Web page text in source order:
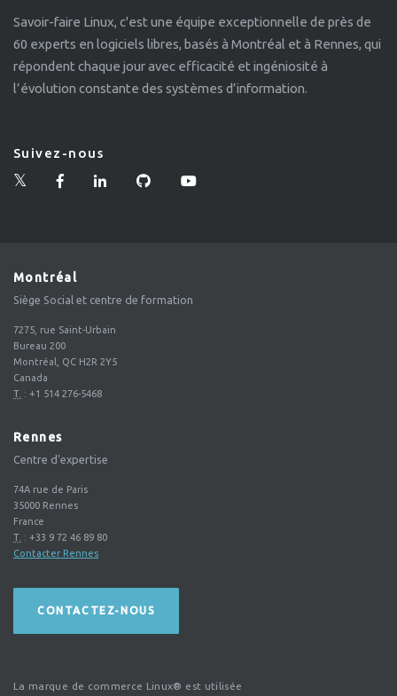
Savoir-faire Linux, c'est une équipe exceptionnelle de près de
60 experts en logiciels libres, basés à Montréal et à Rennes, qui
répondent chaque jour avec efficacité et ingéniosité à
l’évolution constante des systèmes d’information.
Suivez-nous
Montréal
Siège Social et centre de formation
7275, rue Saint-Urbain
Bureau 200
Montréal, QC H2R 2Y5
Canada
T. : +1 514 276-5468
Rennes
Centre d'expertise
74A rue de Paris
35000 Rennes
France
T. : +33 9 72 46 89 80
Contacter Rennes
CONTACTEZ-NOUS
La marque de commerce Linux® est utilisée